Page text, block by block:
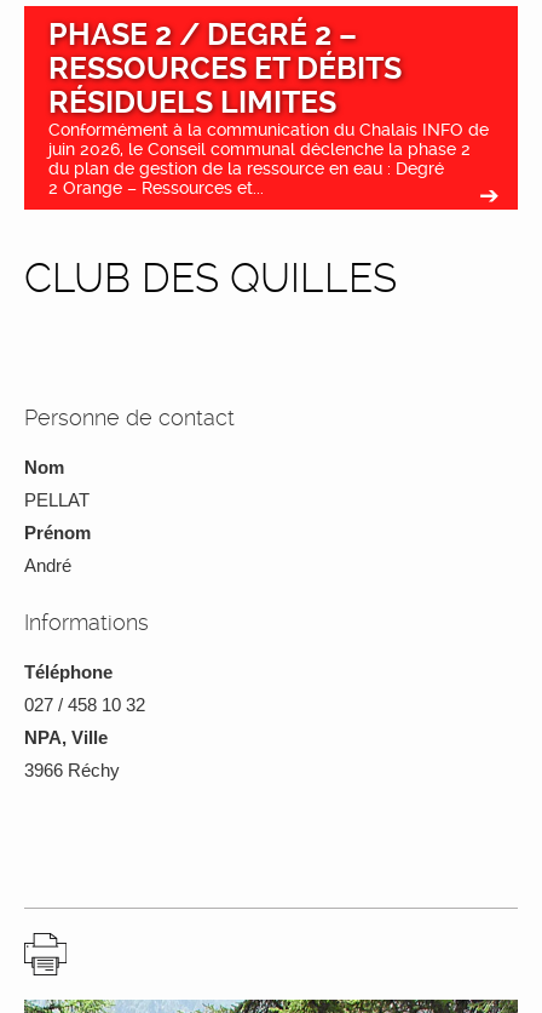
PHASE 2 / DEGRÉ 2 –
RESSOURCES ET DÉBITS
RÉSIDUELS LIMITES
Conformément à la communication du Chalais INFO de
juin 2026, le Conseil communal déclenche la phase 2
du plan de gestion de la ressource en eau : Degré
2 Orange – Ressources et...
CLUB DES QUILLES
Personne de contact
Nom
PELLAT
Prénom
André
Informations
Téléphone
027 / 458 10 32
NPA, Ville
3966 Réchy